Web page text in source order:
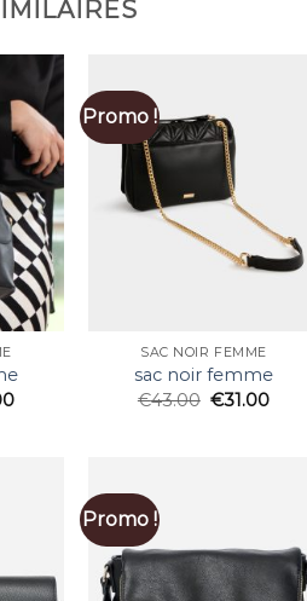
Promo !
SAC NOIR FEMME
sac noir femme
€43.00 €31.00
Promo !